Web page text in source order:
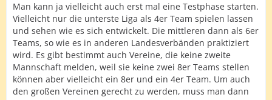
Man kann ja vielleicht auch erst mal eine Testphase starten.
Vielleicht nur die unterste Liga als 4er Team spielen lassen
und sehen wie es sich entwickelt. Die mittleren dann als 6er
Teams, so wie es in anderen Landesverbänden praktiziert
wird. Es gibt bestimmt auch Vereine, die keine zweite
Mannschaft melden, weil sie keine zwei 8er Teams stellen
können aber vielleicht ein 8er und ein 4er Team. Um auch
den großen Vereinen gerecht zu werden, muss man dann